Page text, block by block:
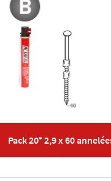
Pack 20° 2,9 x 60